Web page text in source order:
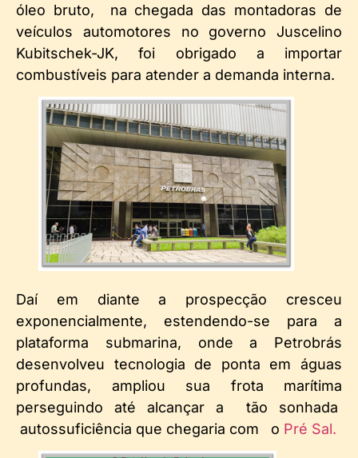
óleo bruto, na chegada das montadoras de
veículos automotores no governo Juscelino
Kubitschek-JK, foi obrigado a importar
combustíveis para atender a demanda interna.
Daí em diante a prospecção cresceu
exponencialmente, estendendo-se para a
plataforma submarina, onde a Petrobrás
desenvolveu tecnologia de ponta em águas
profundas, ampliou sua frota marítima
perseguindo até alcançar a tão sonhada
autossuficiência que chegaria com o Pré Sal.